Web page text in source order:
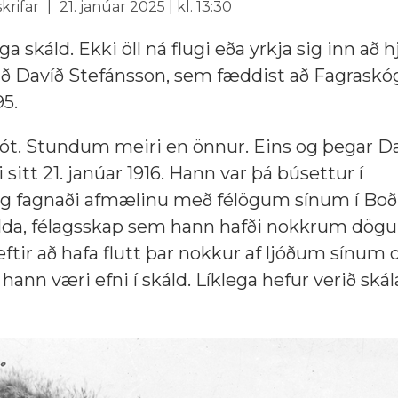
21. janúar 2025 | kl. 13:30
skáld. Ekki öll ná flugi eða yrkja sig inn að
Davíð Stefánsson, sem fæddist að
Stundum meiri en önnur. Eins og þegar
21. janúar 1916. Hann var þá búsettur í
fagnaði afmælinu með félögum sínum í
félagsskap sem hann hafði nokkrum
að hafa flutt þar nokkur af ljóðum sínum
væri efni í skáld. Líklega hefur verið